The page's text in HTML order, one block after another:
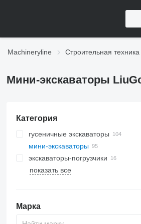
Machineryline Строительная техника
Мини-экскаваторы
Категория
гусеничные экскаваторы
мини-экскаваторы
экскаваторы-погрузчики
показать все
Марка